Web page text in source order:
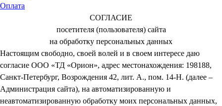
Оплата
СОГЛАСИЕ
посетителя (пользователя) сайта
на обработку персональных данных
Настоящим свободно, своей волей и в своем интересе даю
согласие ООО «ТД «Орион», адрес местонахождения: 198188,
Санкт-Петербург, Возрождения 42, лит. А., пом. 14-Н. (далее –
Администрация сайта), на автоматизированную и
неавтоматизированную обработку моих персональных данных,